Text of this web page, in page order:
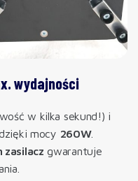
wydajności
w kilka sekund!) i
mocy 260W.
zasilacz gwarantuje